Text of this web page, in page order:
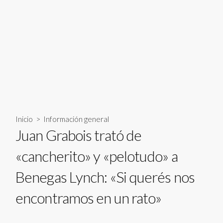
Inicio > Información general
Juan Grabois trató de
«cancherito» y «pelotudo» a
Benegas Lynch: «Si querés nos
encontramos en un rato»